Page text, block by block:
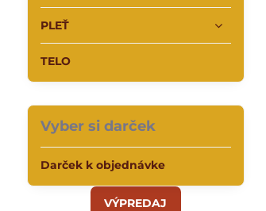
PLEŤ
TELO
Vyber si darček
Darček k objednávke
VÝPREDAJ